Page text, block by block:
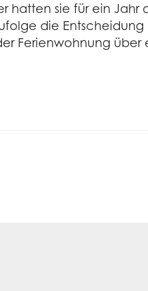
hatten sie für ein Jahr
die Entscheidung
Ferienwohnung über